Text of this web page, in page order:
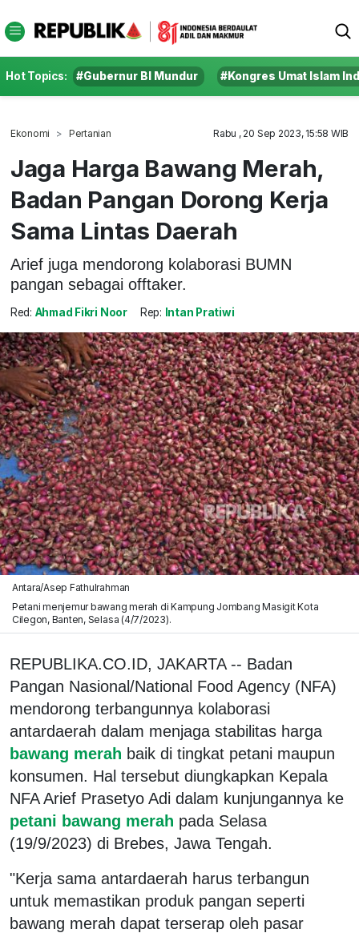
Hot Topics: #Gubernur BI Mundur #Kongres Umat Islam
Ekonomi Pertanian Rabu , 20 Sep 2023, 15:58 WIB
Jaga Harga Bawang Merah,
Badan Pangan Dorong Kerja
Sama Lintas Daerah
Arief juga mendorong kolaborasi BUMN
pangan sebagai offtaker.
Red: Ahmad Fikri Noor Rep: Intan Pratiwi
Antara/Asep Fathulrahman
Petani menjemur bawang merah di Kampung Jombang Masigit Kota
Cilegon, Banten, Selasa (4/7/2023).
REPUBLIKA.CO.ID, JAKARTA -- Badan
Pangan Nasional/National Food Agency (NFA)
mendorong terbangunnya kolaborasi
antardaerah dalam menjaga stabilitas harga
bawang merah baik di tingkat petani maupun
konsumen. Hal tersebut diungkapkan Kepala
NFA Arief Prasetyo Adi dalam kunjungannya ke
petani bawang merah pada Selasa
(19/9/2023) di Brebes, Jawa Tengah.
"Kerja sama antardaerah harus terbangun
untuk memastikan produk pangan seperti
bawang merah dapat terserap oleh pasar